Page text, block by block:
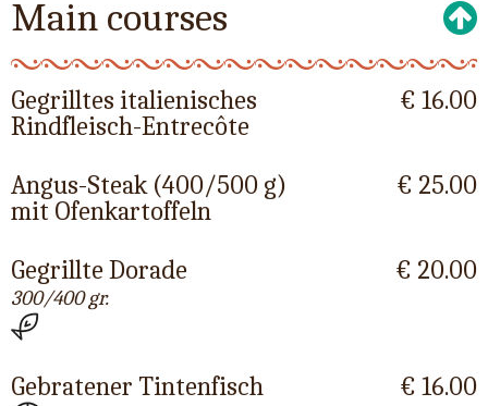
Main courses
Gegrilltes italienisches
Rindfleisch-Entrecôte
€ 16.00
Angus-Steak (400/500 g)
mit Ofenkartoffeln
€ 25.00
Gegrillte Dorade
300/400 gr.
€ 20.00
Gebratener Tintenfisch € 16.00